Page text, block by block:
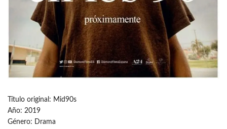
Título original: Mid90s
Año: 2019
Género: Drama